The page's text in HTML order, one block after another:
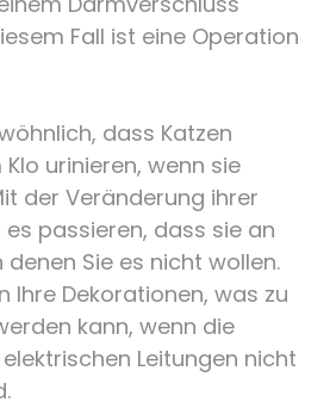
Fall ist eine Operation
dass Katzen
urinieren, wenn sie
der Veränderung ihrer
passieren, dass sie an
Sie es nicht wollen.
Ihre Dekorationen, was zu
kann, wenn die
Leitungen nicht